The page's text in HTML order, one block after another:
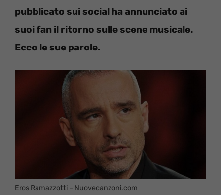
pubblicato sui social ha annunciato ai
suoi fan il ritorno sulle scene musicale.
Ecco le sue parole.
Eros Ramazzotti – Nuovecanzoni.com